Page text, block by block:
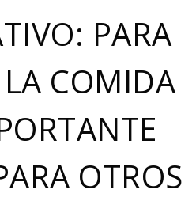
PARA
COMIDA
OTROS